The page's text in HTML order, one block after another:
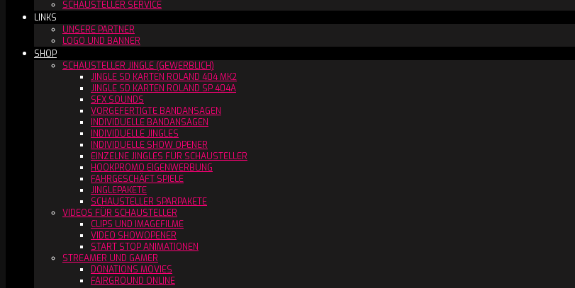
SCHAUSTELLER SERVICE
LINKS
UNSERE PARTNER
LOGO UND BANNER
SHOP
SCHAUSTELLER JINGLE (GEWERBLICH)
JINGLE SD KARTEN ROLAND 404 MK2
JINGLE SD KARTEN ROLAND SP 404A
SFX SOUNDS
VORGEFERTIGTE BANDANSAGEN
INDIVIDUELLE BANDANSAGEN
INDIVIDUELLE JINGLES
INDIVIDUELLE SHOW OPENER
EINZELNE JINGLES FÜR SCHAUSTELLER
HOOKPROMO EIGENWERBUNG
FAHRGESCHÄFT SPIELE
JINGLEPAKETE
SCHAUSTELLER SPARPAKETE
VIDEOS FÜR SCHAUSTELLER
CLIPS UND IMAGEFILME
VIDEO SHOWOPENER
START STOP ANIMATIONEN
STREAMER UND GAMER
DONATIONS MOVIES
FAIRGROUND ONLINE